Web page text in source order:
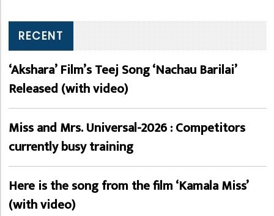
RECENT
‘Akshara’ Film’s Teej Song ‘Nachau Barilai’
Released (with video)
Miss and Mrs. Universal-2026 : Competitors
currently busy training
Here is the song from the film ‘Kamala Miss’
(with video)